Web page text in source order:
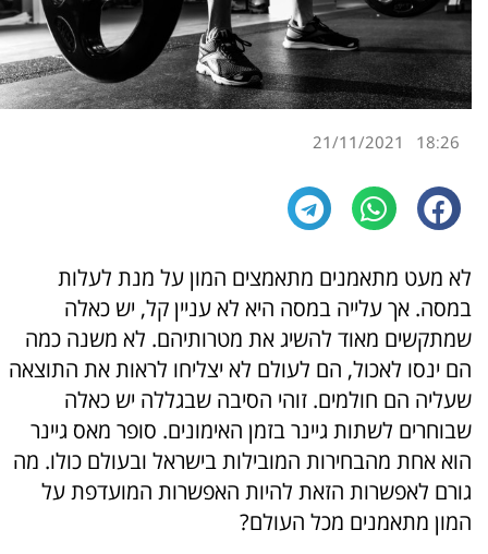
18:26
21/11/2021
לא מעט מתאמנים מתאמצים המון על מנת לעלות
במסה. אך עלייה במסה היא לא עניין קל, יש כאלה
שמתקשים מאוד להשיג את מטרותיהם. לא משנה כמה
הם ינסו לאכול, הם לעולם לא יצליחו לראות את התוצאה
שעליה הם חולמים. זוהי הסיבה שבגללה יש כאלה
שבוחרים לשתות גיינר בזמן האימונים. סופר מאס גיינר
הוא אחת מהבחירות המובילות בישראל ובעולם כולו. מה
גורם לאפשרות הזאת להיות האפשרות המועדפת על
המון מתאמנים מכל העולם?